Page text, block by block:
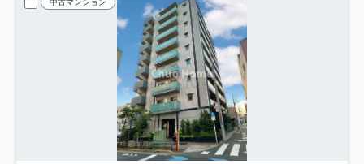
中古マンション